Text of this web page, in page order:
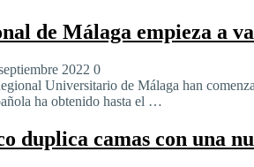
de Málaga empieza a
2022 0
Universitario de Málaga han
ha obtenido hasta el …
duplica camas con una